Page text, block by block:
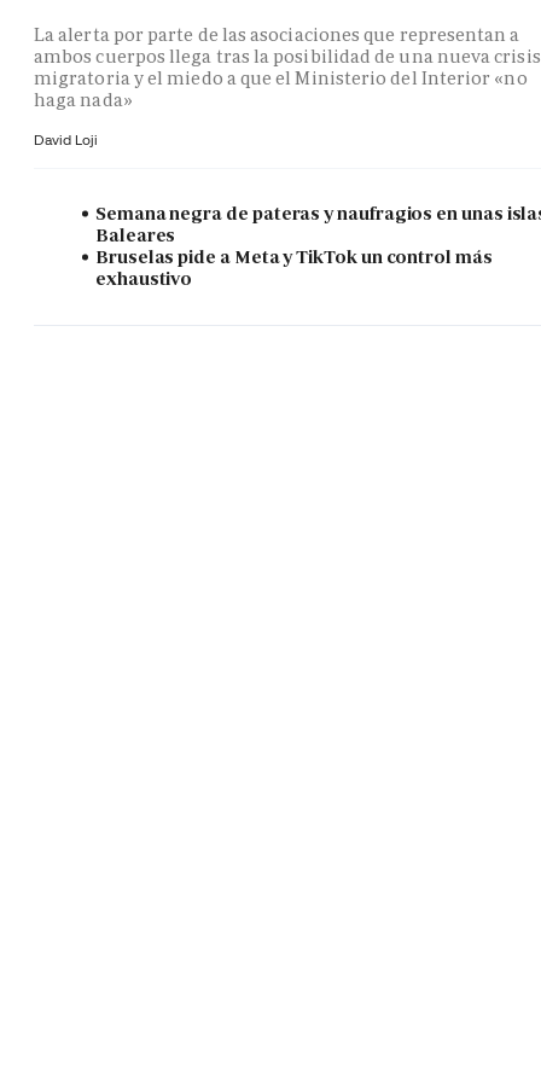
La alerta por parte de las asociaciones que representan a
ambos cuerpos llega tras la posibilidad de una nueva crisis
migratoria y el miedo a que el Ministerio del Interior «no
haga nada»
David Loji
Semana negra de pateras y naufragios en unas
Baleares
Bruselas pide a Meta y TikTok un control más
exhaustivo